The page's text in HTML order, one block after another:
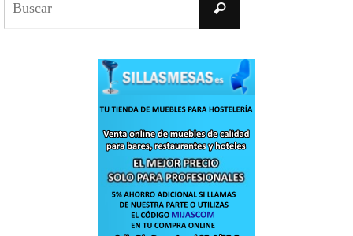
Buscar